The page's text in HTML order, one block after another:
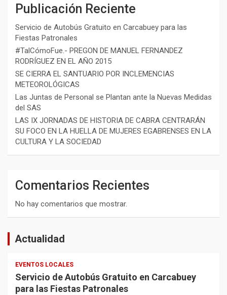
Publicación Reciente
Servicio de Autobús Gratuito en Carcabuey para las
Fiestas Patronales
#TalCómoFue.- PREGON DE MANUEL FERNANDEZ
RODRÍGUEZ EN EL AÑO 2015
SE CIERRA EL SANTUARIO POR INCLEMENCIAS
METEOROLÓGICAS
Las Juntas de Personal se Plantan ante la Nuevas Medidas
del SAS
LAS IX JORNADAS DE HISTORIA DE CABRA CENTRARÁN
SU FOCO EN LA HUELLA DE MUJERES EGABRENSES EN LA
CULTURA Y LA SOCIEDAD
Comentarios Recientes
No hay comentarios que mostrar.
Actualidad
EVENTOS LOCALES
Servicio de Autobús Gratuito en Carcabuey
para las Fiestas Patronales